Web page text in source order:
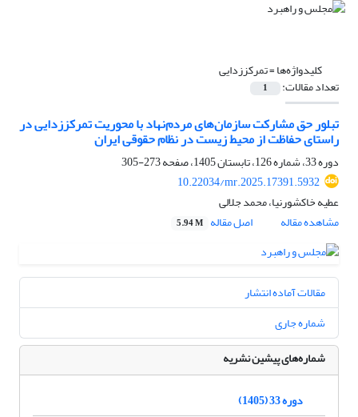
کلیدواژه‌ها =تمرکززدایی
تعداد مقالات: 1
تبلور حق مشارکت سازمان‌های مردم‌نهاد با محوریت تمرکززدایی در
راستای حفاظت از محیط زیست در نظام حقوقی ایران
دوره 33، شماره 126، تابستان 1405، صفحه
273-305
10.22034/mr.2025.17391.5932
عطیه خاکشورنیا، محمد جلالی
مشاهده مقاله
اصل مقاله 5.94 M
مقالات آماده انتشار
شماره جاری
شماره‌های پیشین نشریه
دوره 33 (1405)